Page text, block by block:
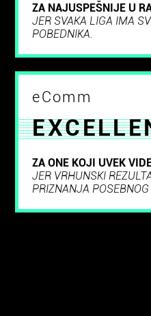
ZA NAJUSPEŠNIJE U
JER SVAKA LIGA IMA
POBEDNIKA.
eComm
ZA ONE KOJI UVEK
JER VRHUNSKI
PRIZNANJA